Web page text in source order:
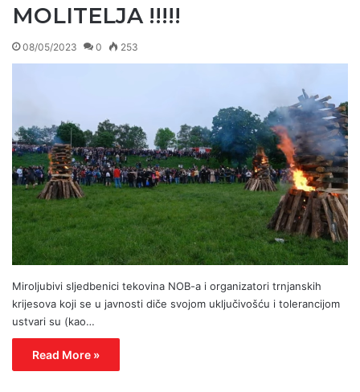
MOLITELJA !!!!!
08/05/2023 0 253
Miroljubivi sljedbenici tekovina NOB-a i organizatori trnjanskih
krijesova koji se u javnosti diče svojom uključivošću i tolerancijom
ustvari su (kao…
Read More »